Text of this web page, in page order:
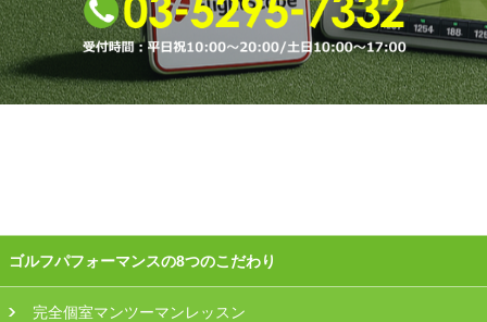
ゴルフが楽しみたい（初心者）
短期間での上達（初心者）
シングルを目指したい（中・上級者）
プラン・料金
ゴルフパフォーマンスの8つのこだわり
完全個室マンツーマンレッスン